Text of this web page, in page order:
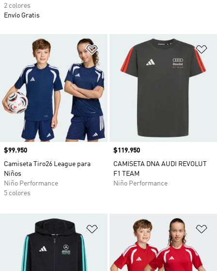
Añadir a la lista de deseos
Precio
$99.950
Camiseta Tiro26 League para
Niños
Niño Performance
5 colores
Precio
$119.950
CAMISETA DNA AUDI REVOLUT
F1 TEAM
Niño Performance
Añadir a la lista de deseos
2 colores
Envío Gratis